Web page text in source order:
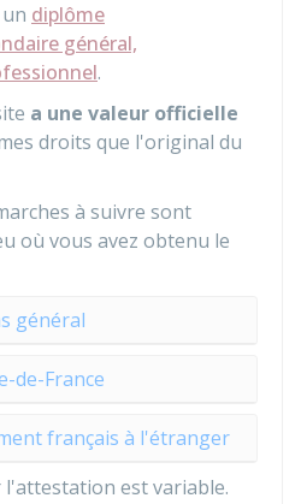
diplôme
général,
.
a une valeur officielle
droits que l'original du
à suivre sont
où vous avez obtenu le
général
de-France
français à l'étranger
est variable.